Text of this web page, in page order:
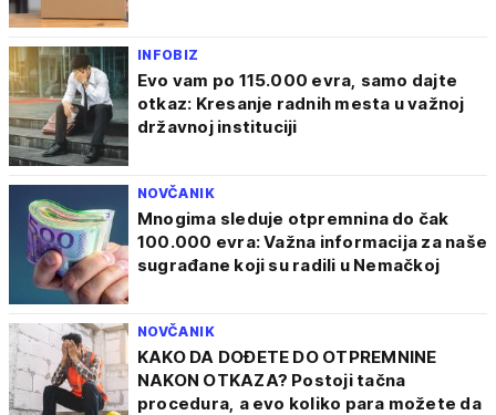
INFOBIZ
Evo vam po 115.000 evra, samo dajte
otkaz: Kresanje radnih mesta u važnoj
državnoj instituciji
NOVČANIK
Mnogima sleduje otpremnina do čak
100.000 evra: Važna informacija za naše
sugrađane koji su radili u Nemačkoj
NOVČANIK
KAKO DA DOĐETE DO OTPREMNINE
NAKON OTKAZA? Postoji tačna
procedura, a evo koliko para možete da